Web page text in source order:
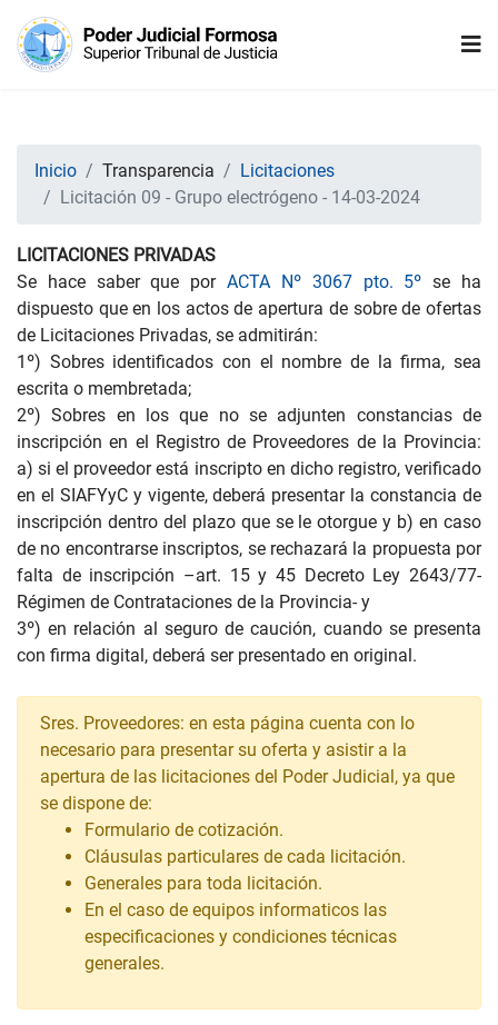
Inicio Transparencia
Licitaciones
Licitación 09 - Grupo electrógeno - 14-03-2024
LICITACIONES PRIVADAS
Se hace saber que porACTA Nº 3067 pto. 5º se ha
dispuesto que en los actos de apertura de sobre de ofertas
de Licitaciones Privadas, se admitirán:
1º) Sobres identificados con el nombre de la firma, sea
escrita o membretada;
2º) Sobres en los que no se adjunten constancias de
inscripción en el Registro de Proveedores de la Provincia:
a) si el proveedor está inscripto en dicho registro, verificado
en el SIAFYyC y vigente, deberá presentar la constancia de
inscripción dentro del plazo que se le otorgue y b) en caso
de no encontrarse inscriptos, se rechazará la propuesta por
falta de inscripción –art. 15 y 45 Decreto Ley 2643/77-
Régimen de Contrataciones de la Provincia- y
3º) en relación al seguro de caución, cuando se presenta
con firma digital, deberá ser presentado en original.
Sres. Proveedores: en esta página cuenta con lo
necesario para presentar su oferta y asistir a la
apertura de las licitaciones del Poder Judicial, ya que
se dispone de:
Formulario de cotización.
Cláusulas particulares de cada licitación.
Generales para toda licitación.
En el caso de equipos informaticos las
especificaciones y condiciones técnicas
generales.